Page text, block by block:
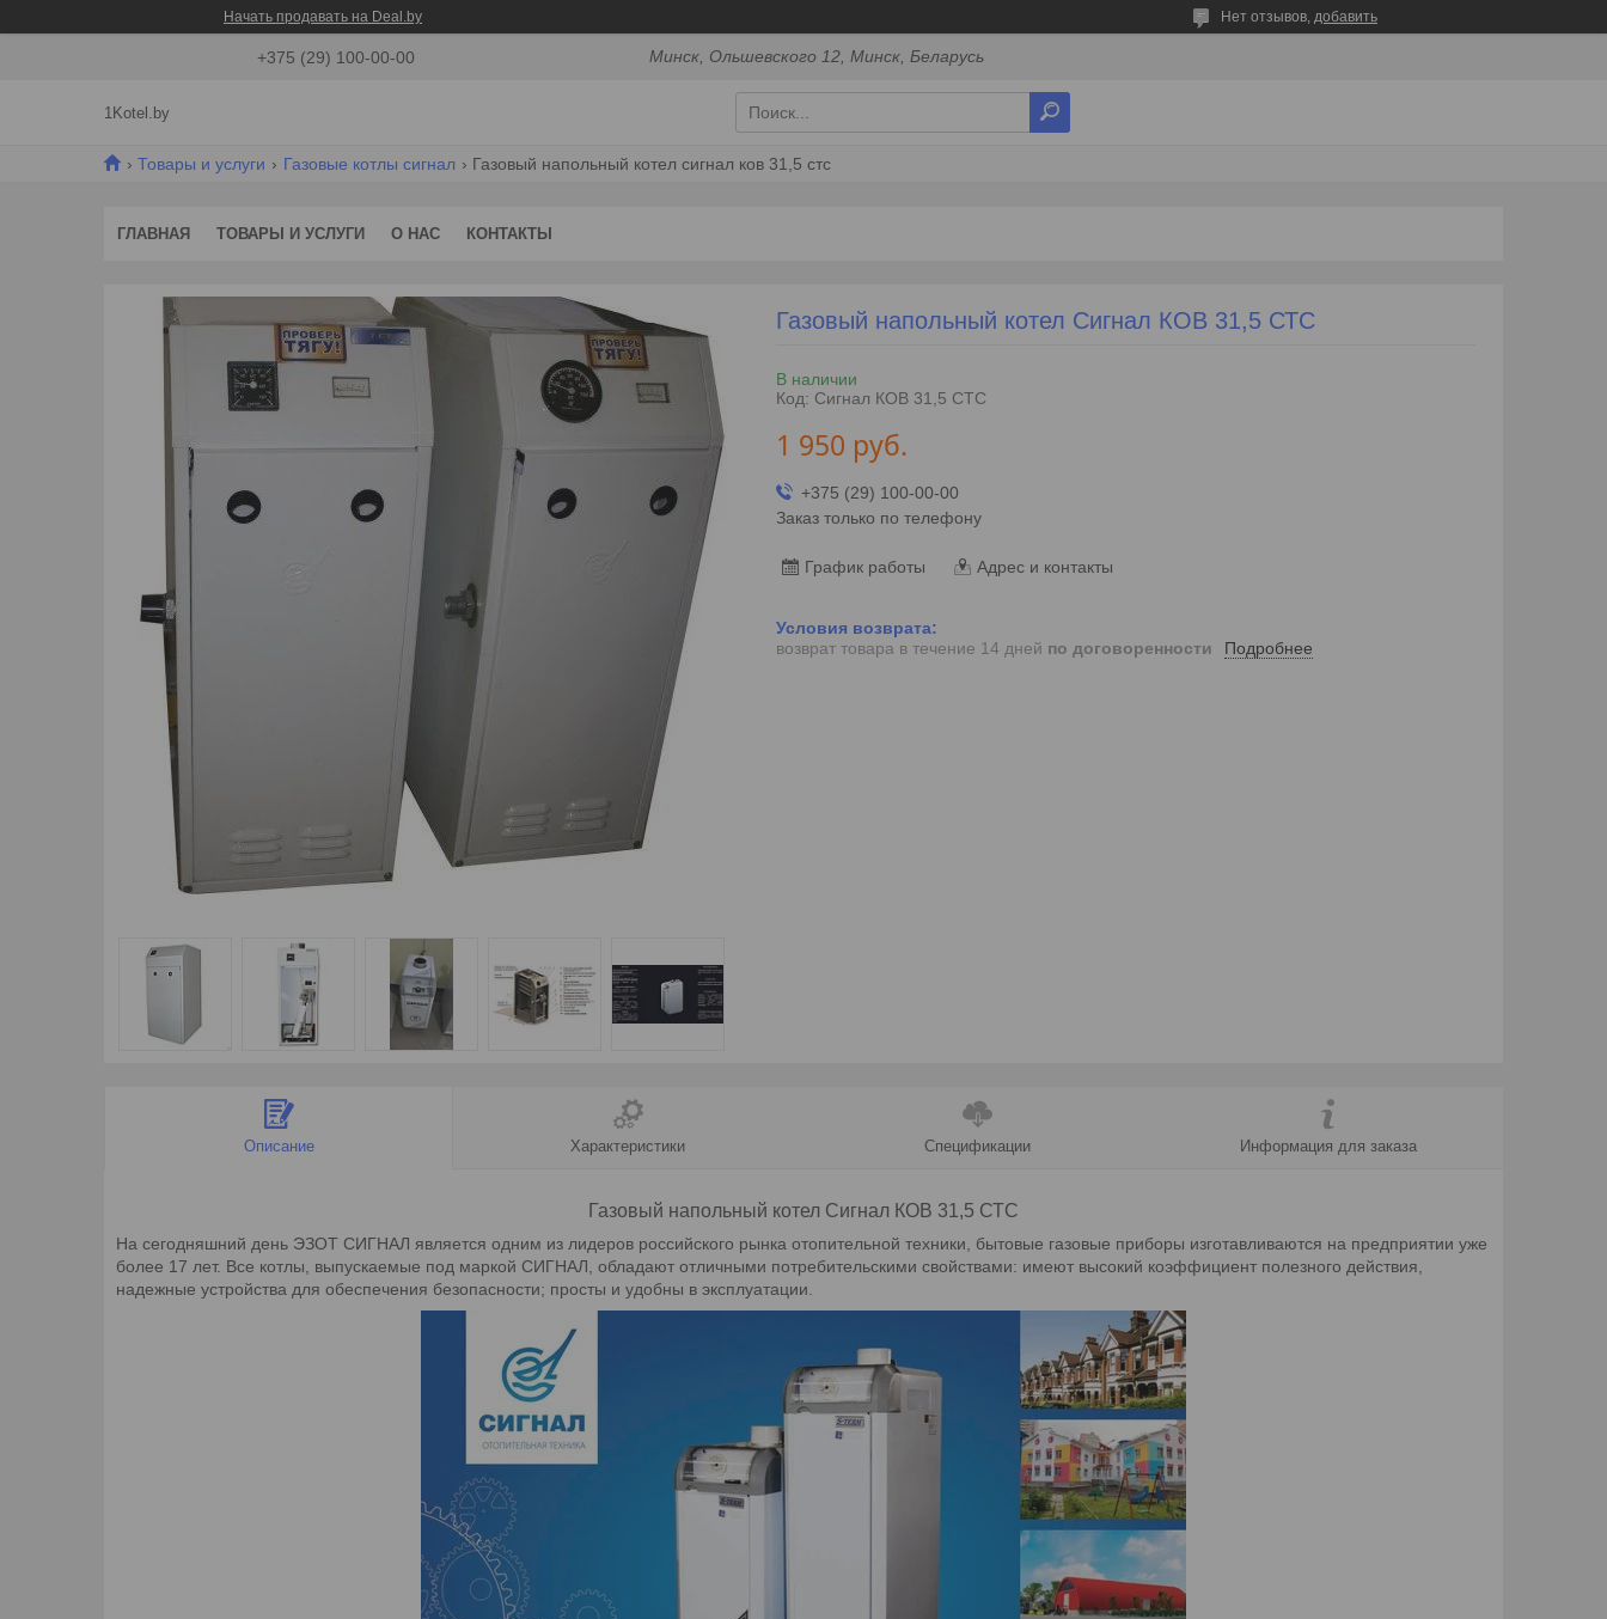
Начать продавать на Deal.by Нет отзывов, добавить
+375 (29) 100-00-00 Минск, Ольшевского 12, Минск, Беларусь
1Kotel.by
Товары и услуги Газовые котлы сигнал Газовый напольный котел сигнал ков 31,5 стс
ГЛАВНАЯ ТОВАРЫ И УСЛУГИ О НАС КОНТАКТЫ
Газовый напольный котел Сигнал КОВ 31,5 СТС
В наличии
Код: Сигнал КОВ 31,5 СТС
1 950 руб.
+375 (29) 100-00-00
Заказ только по телефону
График работы Адрес и контакты
возврат товара в течение 14 дней по договоренности Подробнее
Описание Характеристики Спецификации Информация для заказа
Газовый напольный котел Сигнал КОВ 31,5 СТС
На сегодняшний день ЭЗОТ СИГНАЛ является одним из лидеров российского рынка отопительной техники, бытовые газовые приборы изготавливаются на предприятии уже
более 17 лет. Все котлы, выпускаемые под маркой СИГНАЛ, обладают отличными потребительскими свойствами: имеют высокий коэффициент полезного действия,
надежные устройства для обеспечения безопасности; просты и удобны в эксплуатации.